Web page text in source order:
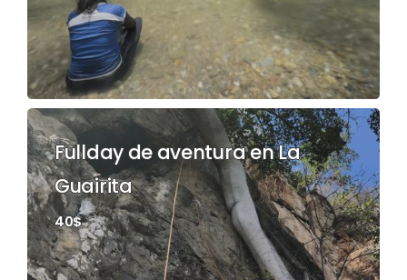
Fullday de aventura en La
Guairita
40$